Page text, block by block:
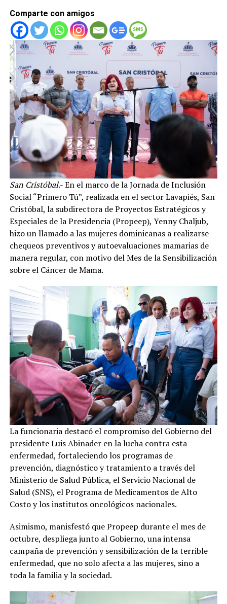
Comparte con amigos
San Cristóbal.- En el marco de la Jornada de Inclusión
Social “Primero Tú”, realizada en el sector Lavapiés, San
Cristóbal, la subdirectora de Proyectos Estratégicos y
Especiales de la Presidencia (Propeep), Yenny Chaljub,
hizo un llamado a las mujeres dominicanas a realizarse
chequeos preventivos y autoevaluaciones mamarias de
manera regular, con motivo del Mes de la Sensibilización
sobre el Cáncer de Mama.
La funcionaria destacó el compromiso del Gobierno del
presidente Luis Abinader en la lucha contra esta
enfermedad, fortaleciendo los programas de
prevención, diagnóstico y tratamiento a través del
Ministerio de Salud Pública, el Servicio Nacional de
Salud (SNS), el Programa de Medicamentos de Alto
Costo y los institutos oncológicos nacionales.
Asimismo, manisfestó que Propeep durante el mes de
octubre, despliega junto al Gobierno, una intensa
campaña de prevención y sensibilización de la terrible
enfermedad, que no solo afecta a las mujeres, sino a
toda la familia y la sociedad.